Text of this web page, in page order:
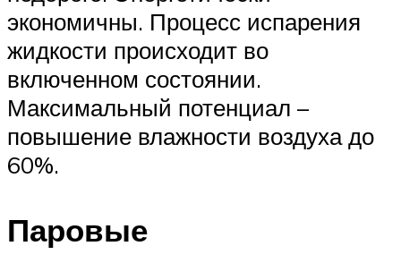
экономичны. Процесс испарения
жидкости происходит во
включенном состоянии.
Максимальный потенциал –
повышение влажности воздуха до
60%.
Паровые